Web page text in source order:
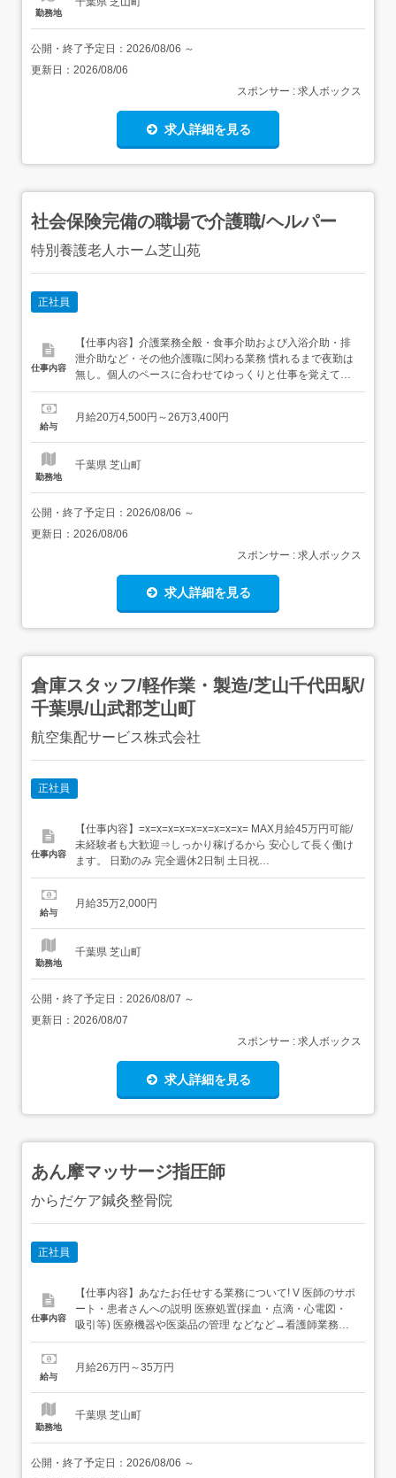
勤務地
公開・終了予定日： 2026/08/06 ～
更新日： 2026/08/06
スポンサー : 求人ボックス
求人詳細を見る
社会保険完備の職場で介護職/ヘルパー
特別養護老人ホーム芝山苑
正社員
仕事内容
【仕事内容】介護業務全般・食事介助および入浴介助・排
泄介助など・その他介護職に関わる業務 慣れるまで夜勤は
無し。個人のペースに合わせてゆっくりと仕事を覚えて頂
きます。 業務の変更なし転勤の可能性あり:成田市大室
歳(深夜勤務があるため、また定年制度のため) 【給与】月
給与
月給20万4,500円～26万3,400円
勤務地
千葉県 芝山町
公開・終了予定日： 2026/08/06 ～
更新日： 2026/08/06
スポンサー : 求人ボックス
求人詳細を見る
倉庫スタッフ/軽作業・製造/芝山千代田駅/
千葉県/山武郡芝山町
航空集配サービス株式会社
正社員
仕事内容
【仕事内容】=x=x=x=x=x=x=x=x=x= MAX月給45万円可能/
未経験者も大歓迎⇒しっかり稼げるから 安心して長く働け
ます。 日勤のみ 完全週休2日制 土日祝
=x=x=x=x=x=x=x=x=x=安心して長く働ける環境!将来は家
が日勤だけなので 生活のリズムもつくりやすい...
給与
月給35万2,000円
勤務地
千葉県 芝山町
公開・終了予定日： 2026/08/07 ～
更新日： 2026/08/07
スポンサー : 求人ボックス
求人詳細を見る
あん摩マッサージ指圧師
からだケア鍼灸整骨院
正社員
仕事内容
【仕事内容】あなたお任せする業務について! V 医師のサポ
ート・患者さんへの説明 医療処置(採血・点滴・心電図・
吸引等) 医療機器や医薬品の管理 などなど→看護師業務全
般をお任せいたします!<皆様の転職活動を成功に導きます>
ない条件を教えて下さい!人間関係、休みの取りやすさ、給
給与
月給26万円～35万円
勤務地
千葉県 芝山町
公開・終了予定日： 2026/08/06 ～